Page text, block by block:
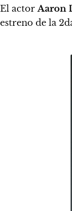
El actorAaron
estreno de la